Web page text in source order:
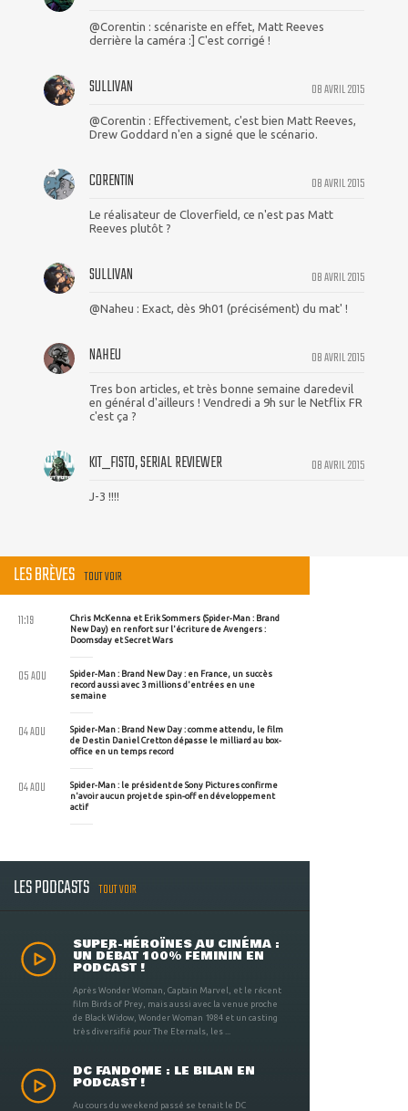
@Corentin : scénariste en effet, Matt Reeves
derrière la caméra :] C'est corrigé !
08 AVRIL 2015
SULLIVAN
@Corentin : Effectivement, c'est bien Matt Reeves,
Drew Goddard n'en a signé que le scénario.
08 AVRIL 2015
CORENTIN
Le réalisateur de Cloverfield, ce n'est pas Matt
Reeves plutôt ?
08 AVRIL 2015
SULLIVAN
@Naheu : Exact, dès 9h01 (précisément) du mat' !
08 AVRIL 2015
NAHEU
Tres bon articles, et très bonne semaine daredevil
en général d'ailleurs ! Vendredi a 9h sur le Netflix FR
c'est ça ?
08 AVRIL 2015
KIT_FISTO, SERIAL REVIEWER
J-3 !!!!
LES BRÈVES TOUT VOIR
Chris McKenna et Erik Sommers (Spider-Man : Brand
New Day) en renfort sur l'écriture de Avengers :
Doomsday et Secret Wars
11:19
Spider-Man : Brand New Day : en France, un succès
record aussi avec 3 millions d'entrées en une
semaine
05 AOU
Spider-Man : Brand New Day : comme attendu, le film
de Destin Daniel Cretton dépasse le milliard au box-
office en un temps record
04 AOU
Spider-Man : le président de Sony Pictures confirme
n'avoir aucun projet de spin-off en développement
actif
04 AOU
LES PODCASTS TOUT VOIR
SUPER-HÉROÏNES AU CINÉMA :
UN DÉBAT 100% FÉMININ EN
PODCAST !
Après Wonder Woman, Captain Marvel, et le récent
film Birds of Prey, mais aussi avec la venue proche
de Black Widow, Wonder Woman 1984 et un casting
très diversifié pour The Eternals, les ...
DC FANDOME : LE BILAN EN
PODCAST !
Au cours du weekend passé se tenait le DC